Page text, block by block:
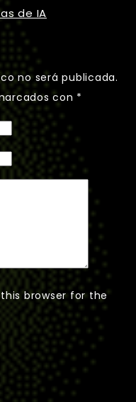
de IA
no será publicada.
con *
browser for the